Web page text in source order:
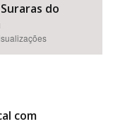
do
com